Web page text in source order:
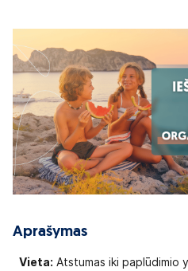
Aprašymas
Vieta: Atstumas iki paplūdimio